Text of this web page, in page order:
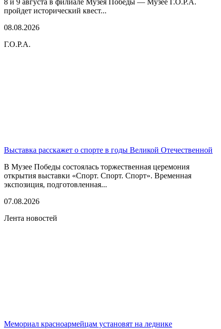
пройдет исторический квест...
08.08.2026
Г.О.Р.А.
Выставка расскажет о спорте в годы Великой Отечественной
В Музее Победы состоялась торжественная церемония
открытия выставки «Спорт. Спорт. Спорт». Временная
экспозиция, подготовленная...
07.08.2026
Лента новостей
Мемориал красноармейцам установят на леднике